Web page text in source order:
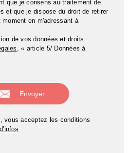
que je consens au traitement de
et que je dispose du droit de retirer
en m'adressant à
de vos données et droits :
, « article 5/ Données à
vous acceptez les conditions